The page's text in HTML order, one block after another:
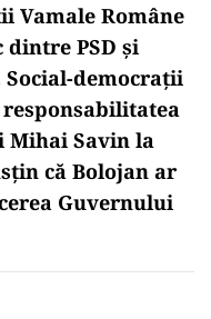
Vamale Române
PSD și
democrații
Savin la
că Bolojan ar
Guvernului